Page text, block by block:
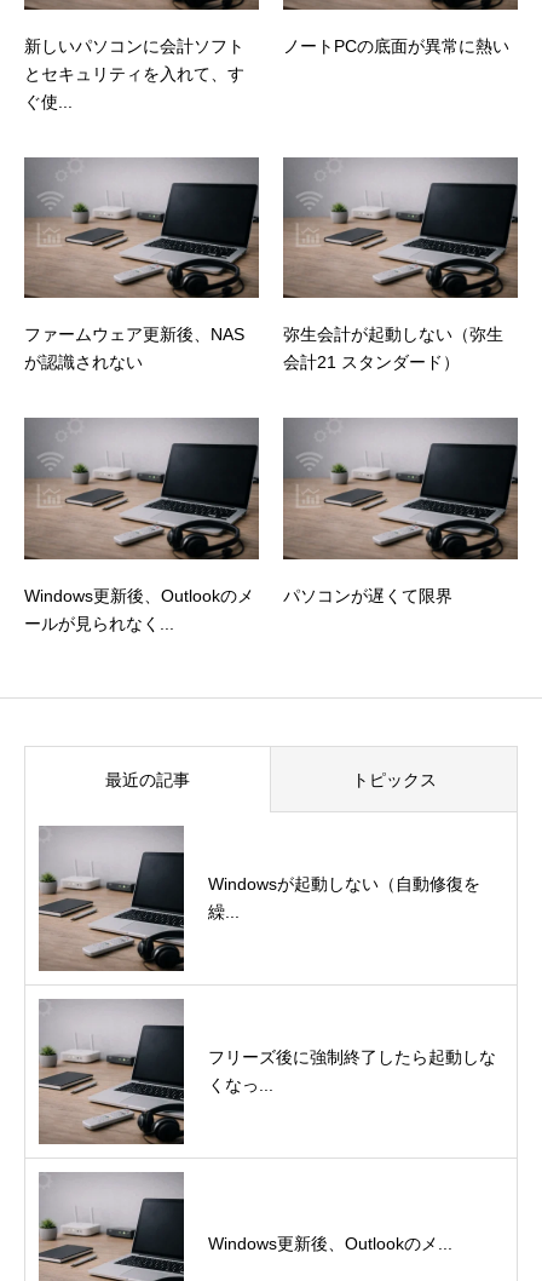
新しいパソコンに会計ソフト
とセキュリティを入れて、す
ぐ使...
ノートPCの底面が異常に熱い
ファームウェア更新後、NAS
が認識されない
弥生会計が起動しない（弥生
会計21 スタンダード）
Windows更新後、Outlookのメ
ールが見られなく...
パソコンが遅くて限界
最近の記事 トピックス
Windowsが起動しない（自動修復を
繰...
フリーズ後に強制終了したら起動しな
くなっ...
Windows更新後、Outlookのメ...
対応内容（手順は割愛）
対応後の状態
補足（注意点）